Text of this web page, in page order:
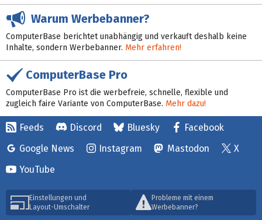
Warum Werbebanner?
ComputerBase berichtet unabhängig und verkauft deshalb keine
Inhalte, sondern Werbebanner. Mehr erfahren!
ComputerBase Pro
ComputerBase Pro ist die werbefreie, schnelle, flexible und
zugleich faire Variante von ComputerBase. Mehr dazu!
Feeds Discord Bluesky
Facebook
Google News
Instagram Mastodon
X
YouTube
Einstellungen und
Layout-Umschalter
Probleme mit einem
Werbebanner?